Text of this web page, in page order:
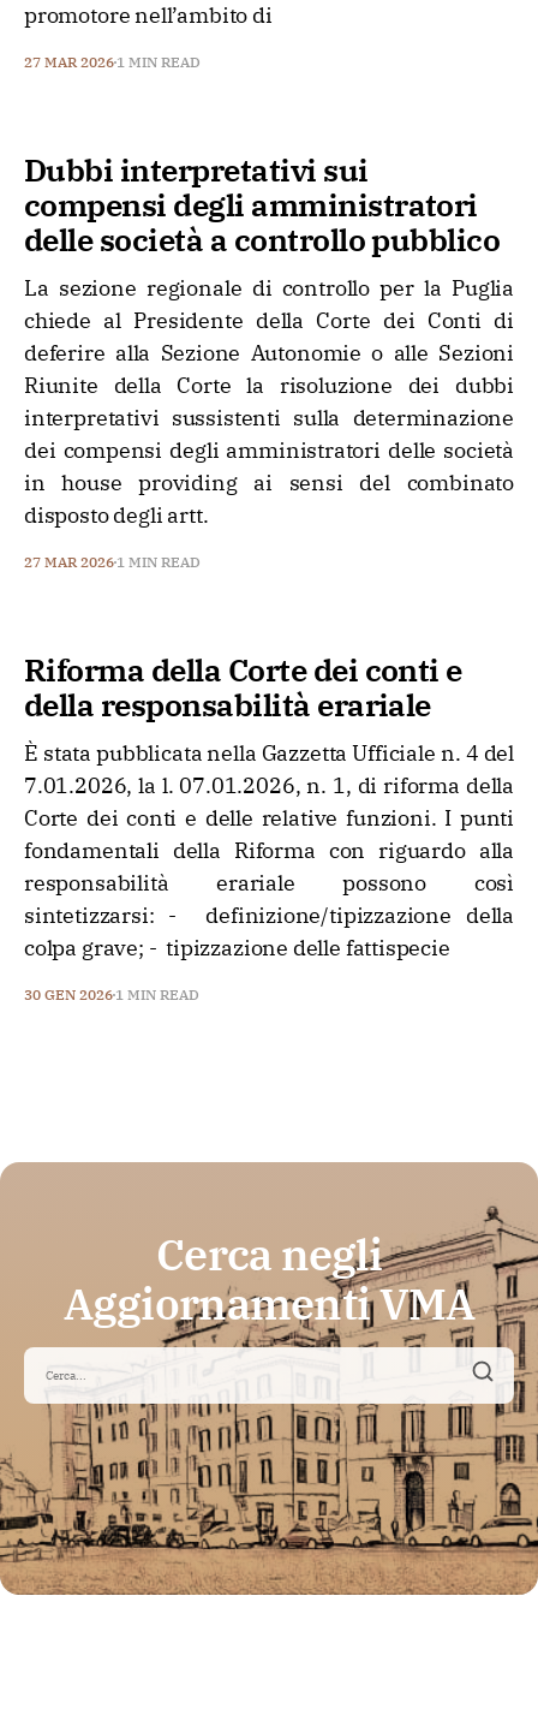
promotore nell’ambito di
27 MAR 2026 1 MIN READ
Dubbi interpretativi sui
compensi degli amministratori
delle società a controllo pubblico
La sezione regionale di controllo per la Puglia
chiede al Presidente della Corte dei Conti di
deferire alla Sezione Autonomie o alle Sezioni
Riunite della Corte la risoluzione dei dubbi
interpretativi sussistenti sulla determinazione
dei compensi degli amministratori delle società
in house providing ai sensi del combinato
disposto degli artt.
27 MAR 2026 1 MIN READ
Riforma della Corte dei conti e
della responsabilità erariale
È stata pubblicata nella Gazzetta Ufficiale n. 4 del
7.01.2026, la l. 07.01.2026, n. 1, di riforma della
Corte dei conti e delle relative funzioni. I punti
fondamentali della Riforma con riguardo alla
responsabilità erariale possono così
sintetizzarsi: - definizione/tipizzazione della
colpa grave; - tipizzazione delle fattispecie
30 GEN 2026 1 MIN READ
Cerca negli
Aggiornamenti VMA